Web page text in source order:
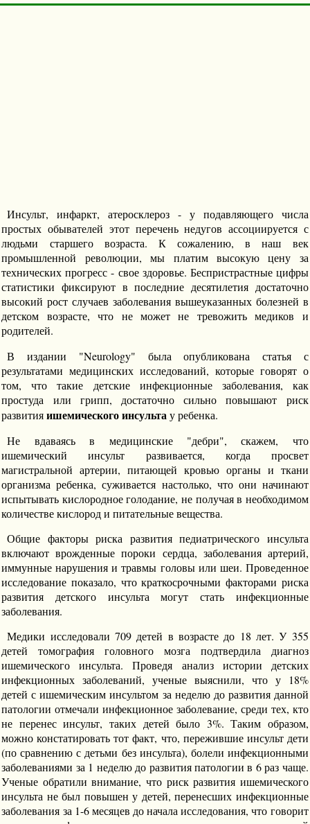
Инсульт, инфаркт, атеросклероз - у подавляющего числа
простых обывателей этот перечень недугов ассоциируется с
людьми старшего возраста. К сожалению, в наш век
промышленной революции, мы платим высокую цену за
технических прогресс - свое здоровье. Беспристрастные цифры
статистики фиксируют в последние десятилетия достаточно
высокий рост случаев заболевания вышеуказанных болезней в
детском возрасте, что не может не тревожить медиков и
родителей.
В издании "Neurology" была опубликована статья с
результатами медицинских исследований, которые говорят о
том, что такие детские инфекционные заболевания, как
простуда или грипп, достаточно сильно повышают риск
развитияишемического инсульта у ребенка.
Не вдаваясь в медицинские "дебри", скажем, что
ишемический инсульт развивается, когда просвет
магистральной артерии, питающей кровью органы и ткани
организма ребенка, суживается настолько, что они начинают
испытывать кислородное голодание, не получая в необходимом
количестве кислород и питательные вещества.
Общие факторы риска развития педиатрического инсульта
включают врожденные пороки сердца, заболевания артерий,
иммунные нарушения и травмы головы или шеи. Проведенное
исследование показало, что краткосрочными факторами риска
развития детского инсульта могут стать инфекционные
заболевания.
Медики исследовали 709 детей в возрасте до 18 лет. У 355
детей томография головного мозга подтвердила диагноз
ишемического инсульта. Проведя анализ истории детских
инфекционных заболеваний, ученые выяснили, что у 18%
детей с ишемическим инсультом за неделю до развития данной
патологии отмечали инфекционное заболевание, среди тех, кто
не перенес инсульт, таких детей было 3%. Таким образом,
можно констатировать тот факт, что, пережившие инсульт дети
(по сравнению с детьми без инсульта), болели инфекционными
заболеваниями за 1 неделю до развития патологии в 6 раз чаще.
Ученые обратили внимание, что риск развития ишемического
инсульта не был повышен у детей, перенесших инфекционные
заболевания за 1-6 месяцев до начала исследования, что говорит